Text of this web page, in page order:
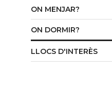
ON MENJAR?
ON DORMIR?
LLOCS D'INTERÈS